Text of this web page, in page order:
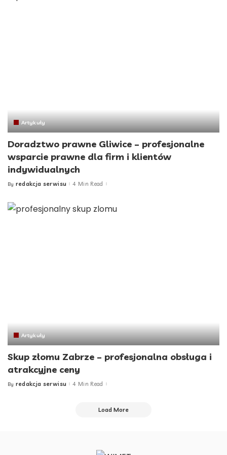
Artykuły
Doradztwo prawne Gliwice – profesjonalne
wsparcie prawne dla firm i klientów
indywidualnych
Posted
By redakcja serwisu 4 Min Read
Artykuły
Skup złomu Zabrze – profesjonalna obsługa i
atrakcyjne ceny
Posted
By redakcja serwisu 4 Min Read
Load More